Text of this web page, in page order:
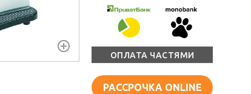
ОПЛАТА ЧАСТЯМИ
РАССРОЧКА ONLINE